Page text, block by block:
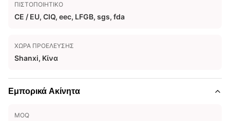
ΠΙΣΤΟΠΟΙΗΤΙΚΌ
CE / EU, CIQ, eec, LFGB, sgs, fda
ΧΏΡΑ ΠΡΟΈΛΕΥΣΗΣ
Shanxi, Κίνα
Εμπορικά Ακίνητα
MOQ